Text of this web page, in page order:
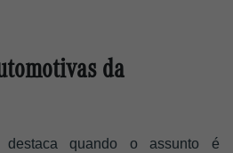
da
destaca quando o assunto é